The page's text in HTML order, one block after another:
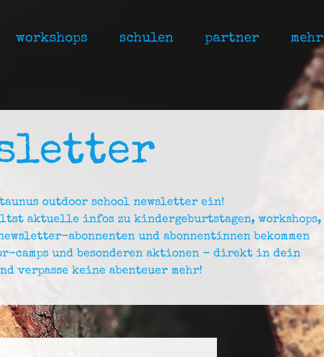
workshops schulen partner mehr
outdoor school newsletter ein!
aktuelle infos zu kindergeburtstagen, workshops,
abonnenten und abonnentinnen bekommen
camps und besonderen aktionen - direkt in dein
verpasse keine abenteuer mehr!